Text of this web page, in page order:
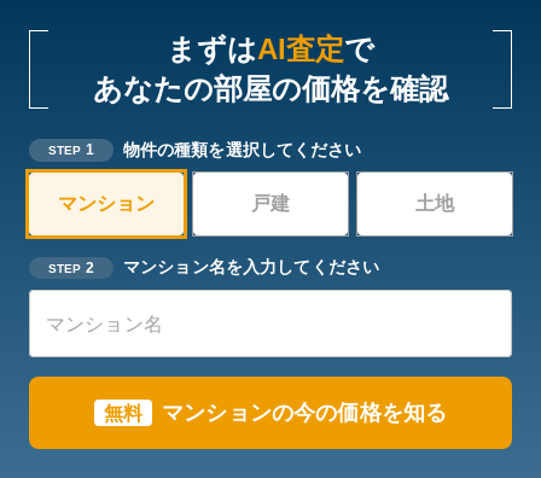
まずはAI査定で
あなたの部屋の価格を確認
STEP 1 物件の種類を選択してください
マンション 戸建 土地
STEP 2 マンション名を入力してください
無料 マンションの今の価格を知る